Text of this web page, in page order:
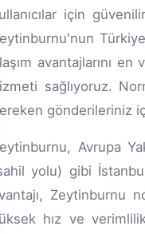
için
avantajlarını
sağlıyoruz.
gönderileriniz
Avrupa
yolu) gibi
Zeytinburnu
hız ve